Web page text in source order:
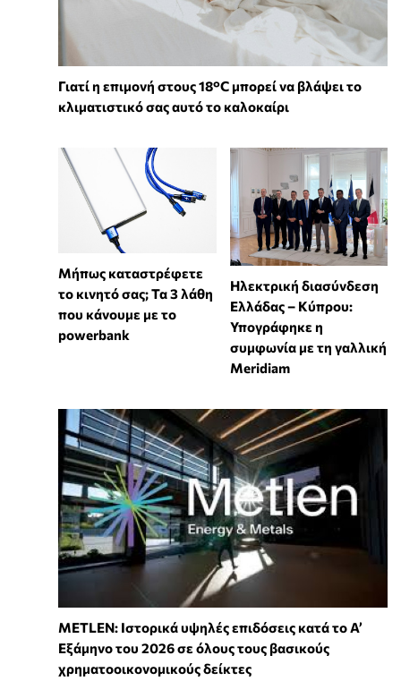
Γιατί η επιμονή στους 18°C μπορεί να βλάψει το
κλιματιστικό σας αυτό το καλοκαίρι
Μήπως καταστρέφετε
το κινητό σας; Τα 3 λάθη
που κάνουμε με το
powerbank
Ηλεκτρική διασύνδεση
Ελλάδας – Κύπρου:
Υπογράφηκε η
συμφωνία με τη γαλλική
Meridiam
METLEN: Ιστορικά υψηλές επιδόσεις κατά το Α’
Εξάμηνο του 2026 σε όλους τους βασικούς
χρηματοοικονομικούς δείκτες